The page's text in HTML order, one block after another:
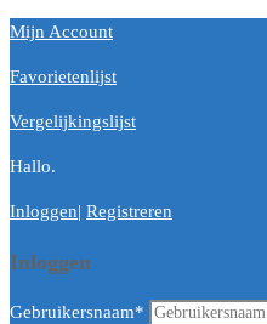
Mijn Account
Favorietenlijst
Vergelijkingslijst
Hallo.
Inloggen| Registreren
Inloggen
Gebruikersnaam*